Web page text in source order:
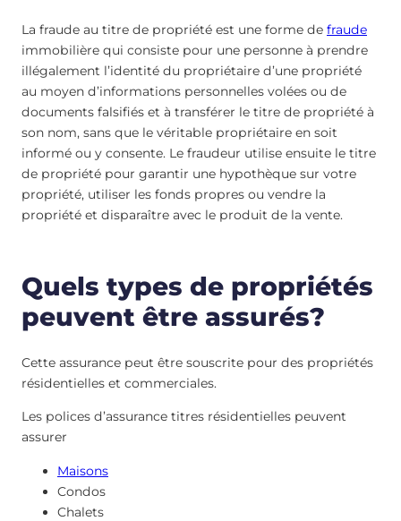
La fraude au titre de propriété est une forme de fraude
immobilière qui consiste pour une personne à prendre
illégalement l’identité du propriétaire d’une propriété
au moyen d’informations personnelles volées ou de
documents falsifiés et à transférer le titre de propriété à
son nom, sans que le véritable propriétaire en soit
informé ou y consente. Le fraudeur utilise ensuite le titre
de propriété pour garantir une hypothèque sur votre
propriété, utiliser les fonds propres ou vendre la
propriété et disparaître avec le produit de la vente.
Quels types de propriétés
peuvent être assurés?
Cette assurance peut être souscrite pour des propriétés
résidentielles et commerciales.
Les polices d’assurance titres résidentielles peuvent
assurer
Maisons
Condos
Chalets